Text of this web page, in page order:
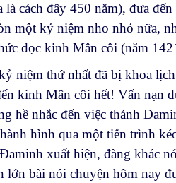
cách đây 450 năm), đưa
một kỷ niệm nho nhỏ nữa,
đọc kinh Mân côi (năm
niệm thứ nhất đã bị khoa
kinh Mân côi hết! Vấn nạn
hề nhắc đến việc thánh
hình qua một tiến trình
xuất hiện, đàng khác
lớn bài nói chuyện hôm nay